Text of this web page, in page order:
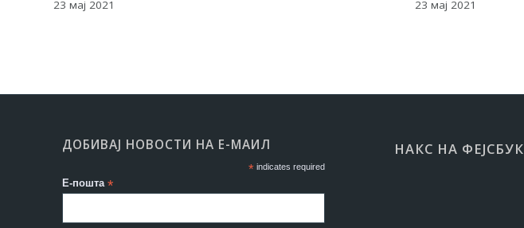
23 мај 2021 23 мај 2021
ДОБИВАЈ НОВОСТИ НА Е-МАИЛ
* indicates required
Е-пошта *
НАКС НА ФЕЈСБУК